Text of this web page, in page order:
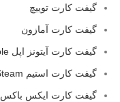
گیفت کارت توییچ
گیفت کارت آمازون
گیفت کارت آیتونز اپل Apple
گیفت کارت استیم Steam
گیفت کارت ایکس باکس XBOX